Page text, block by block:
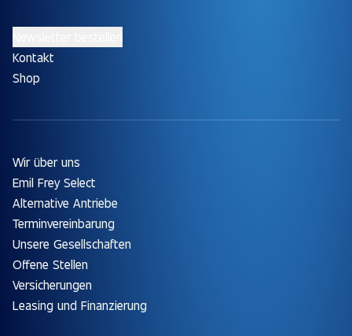
Kontakt
Shop
Wir über uns
Emil Frey Select
Alternative Antriebe
Terminvereinbarung
Unsere Gesellschaften
Offene Stellen
Versicherungen
Leasing und Finanzierung